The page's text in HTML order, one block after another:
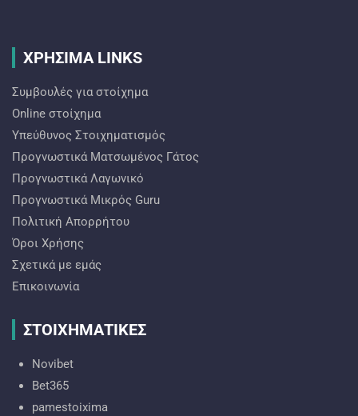
ΧΡΗΣΙΜΑ LINKS
Συμβουλές για στοίχημα
Online στοίχημα
Υπεύθυνος Στοιχηματισμός
Προγνωστικά Ματσωμένος Γάτος
Προγνωστικά Λαγωνικό
Προγνωστικά Mικρός Guru
Πολιτική Απορρήτου
Όροι Χρήσης
Σχετικά με εμάς
Επικοινωνία
ΣΤΟΙΧΗΜΑΤΙΚΕΣ
Novibet
Bet365
pamestoixima